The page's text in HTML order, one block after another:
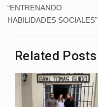
“ENTRENANDO
HABILIDADES SOCIALES”
Related Posts